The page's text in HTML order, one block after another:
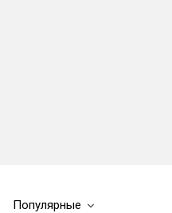
Популярные